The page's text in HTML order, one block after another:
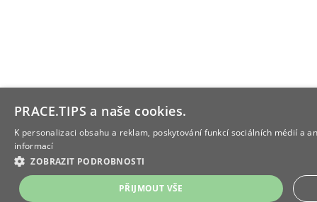
PRACE.TIPS a naše cookies.
K personalizaci obsahu a reklam, poskytování funkcí sociálních médií a
informací
ZOBRAZIT PODROBNOSTI
PŘIJMOUT VŠE